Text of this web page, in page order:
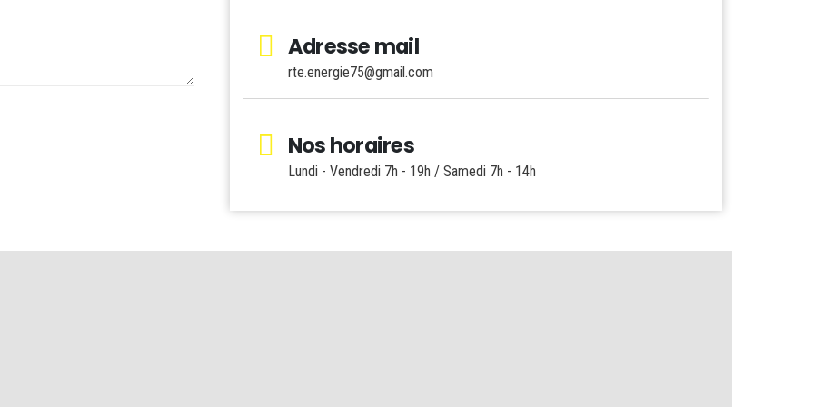
Adresse mail
rte.energie75@gmail.com
Nos horaires
Lundi - Vendredi 7h - 19h / Samedi 7h - 14h